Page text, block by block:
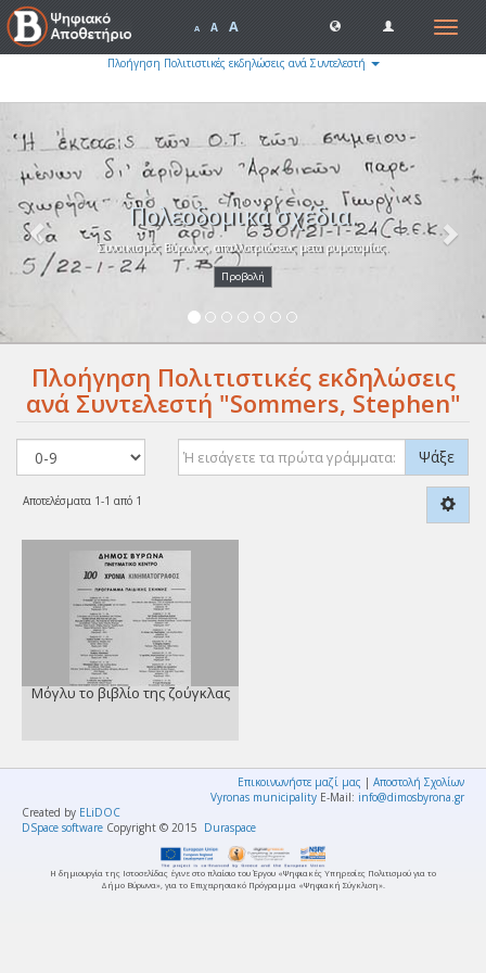
Toggle
A A A
Πλοήγηση Πολιτιστικές εκδηλώσεις ανά Συντελεστή
Πολεοδομικά σχέδια.
Συνοικισμός Βύρωνος, απαλλοτριώσεως μετα ρυμοτομίας.
Προβολή
Πλοήγηση Πολιτιστικές εκδηλώσεις
ανά Συντελεστή "Sommers, Stephen"
Ψάξε
Αποτελέσματα 1-1 από 1
Μόγλυ το βιβλίο της ζούγκλας
Επικοινωνήστε μαζί μας | Αποστολή Σχολίων
Vyronas municipality E-Mail: info@dimosbyrona.gr
Created by ELiDOC
DSpace software Copyright © 2015 Duraspace
Η δημιουργία της Ιστοσελίδας έγινε στο πλαίσιο του Έργου «Ψηφιακές Υπηρεσίες Πολιτισμού για το
Δήμο Βύρωνα», για το Επιχειρησιακό Πρόγραμμα «Ψηφιακή Σύγκλιση».